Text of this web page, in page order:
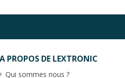
A PROPOS DE LEXTRONIC
Qui sommes nous ?